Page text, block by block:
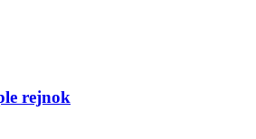
rejnok